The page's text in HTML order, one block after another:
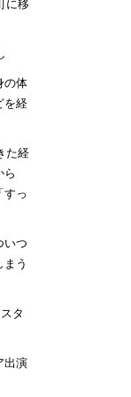
の体
を経
た経
すっ
いつ
う
タ
出演